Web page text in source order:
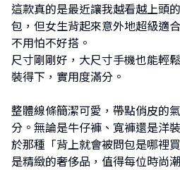
這款真的是最近讓我越看越上頭
包，但女生背起來意外地超級適
不用怕不好搭。
尺寸剛剛好，大尺寸手機也能輕
裝得下，實用度滿分。
整體線條簡潔可愛，帶點俏皮的
分。無論是牛仔褲、寬褲還是洋
於那種「背上就會被問包是哪裡
是精緻的奢侈品，值得每位時尚